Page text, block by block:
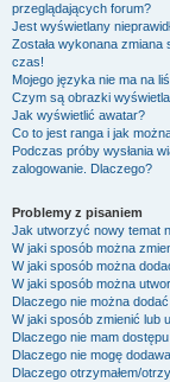
przeglądających forum?
Jest wyświetlany
Została wykonana zmiana
czas!
Mojego języka nie ma na
Czym są obrazki
Jak wyświetlić awatar?
Co to jest ranga i jak
Podczas próby wysłania
zalogowanie. Dlaczego?
Problemy z pisaniem
Jak utworzyć nowy temat
W jaki sposób można
W jaki sposób można
W jaki sposób można
Dlaczego nie można
W jaki sposób zmienić lub
Dlaczego nie mam
Dlaczego nie mogę
Dlaczego otrzymałem/